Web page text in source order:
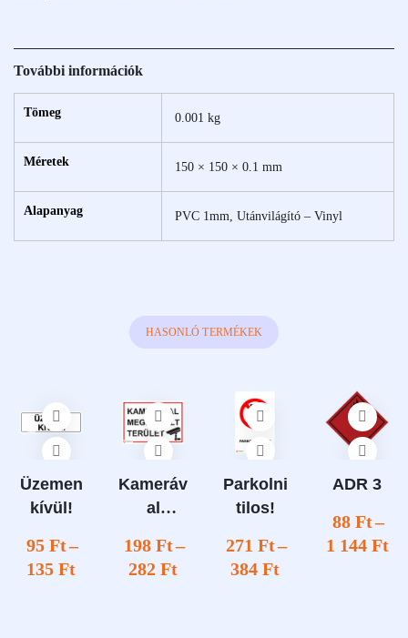
További információk
Tömeg 0.001 kg
Méretek 150 × 150 × 0.1 mm
Alapanyag PVC 1mm, Utánvilágító – Vinyl
HASONLÓ TERMÉKEK
Üzemen
kívül!
95 Ft–
135 Ft
Kameráv
al
lt terület
198 Ft–
282 Ft
Parkolni
tilos!
271 Ft–
384 Ft
ADR 3
88 Ft–
1 144 Ft